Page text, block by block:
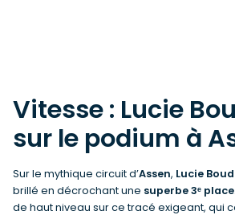
Vitesse : Lucie
sur le podium à
Sur le mythique circuit d’Assen, Lucie
brillé en décrochant une superbe 3ᵉ place
de haut niveau sur ce tracé exigeant, qui